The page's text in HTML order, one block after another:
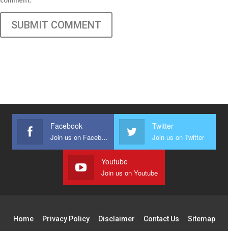
SUBMIT COMMENT
Facebook
Join us on Facebook
Twitter
Join us on Twitter
Youtube
Join us on Youtube
Home Privacy Policy Disclaimer Contact Us Sitemap